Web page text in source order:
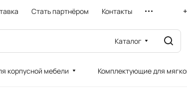
Стать партнёром Контакты
Каталог
корпусной мебели Комплектующие для